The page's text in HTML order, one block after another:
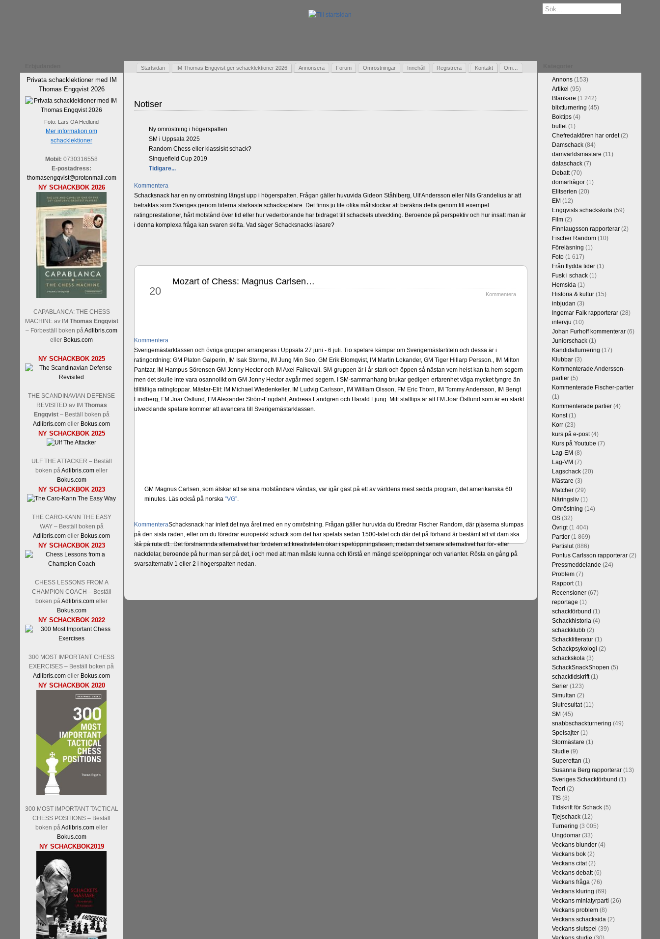
Privata schacklektioner med IM
Thomas Engqvist 2026
Foto: Lars OA Hedlund
Mer information om
schacklektioner
Mobil: 0730316558
E-postadress:
thomasengqvist@protonmail.com
NY SCHACKBOK 2026
CAPABLANCA: THE CHESS
MACHINE av IM Thomas Engqvist
– Förbeställ boken påAdlibris.com
eller Bokus.com
NY SCHACKBOK 2025
THE SCANDINAVIAN DEFENSE
REVISITED av IM Thomas
Engqvist– Beställ boken på
Adlibris.com eller Bokus.com
NY SCHACKBOK 2025
ULF THE ATTACKER – Beställ
boken påAdlibris.com eller
Bokus.com
NY SCHACKBOK 2023
THE CARO-KANN THE EASY
WAY – Beställ boken på
Adlibris.com eller Bokus.com
NY SCHACKBOK 2023
CHESS LESSONS FROM A
CHAMPION COACH – Beställ
boken påAdlibris.com eller
Bokus.com
NY SCHACKBOK 2022
300 MOST IMPORTANT CHESS
EXERCISES – Beställ boken på
Adlibris.com eller Bokus.com
NY SCHACKBOK 2020
300 MOST IMPORTANT TACTICAL
CHESS POSITIONS – Beställ
boken påAdlibris.com eller
Bokus.com
NY SCHACKBOK2019
Startsidan IM Thomas Engqvist ger schacklektioner 2026 Annonsera Forum Omröstningar Innehåll Registrera Kontakt Om…
Gästbok
Notiser
Ny omröstning i högerspalten
SM i Uppsala 2025
Random Chess eller klassiskt schack?
Sinquefield Cup 2019
Tidigare...
Kommentera
Schacksnack har en ny omröstning längst upp i högerspalten. Frågan gäller huvuvida Gideon Ståhlberg, Ulf Andersson eller Nils Grandelius är att
betraktas som Sveriges genom tiderna starkaste schackspelare. Det finns ju lite olika måttstockar att beräkna detta genom till exempel
ratingprestationer, hårt motstånd över tid eller hur vederbörande har bidraget till schackets utveckling. Beroende på perspektiv och hur insatt man är
i denna komplexa fråga kan svaren skifta. Vad säger Schacksnacks läsare?
Kommentera
Sverigemästarklassen och övriga grupper arrangeras i Uppsala 27 juni - 6 juli. Tio spelare kämpar om Sverigemästartiteln och dessa är i
ratingordning: GM Platon Galperin, IM Isak Storme, IM Jung Min Seo, GM Erik Blomqvist, IM Martin Lokander, GM Tiger Hillarp Persson., IM Milton
Pantzar, IM Hampus Sörensen GM Jonny Hector och IM Axel Falkevall. SM-gruppen är i år stark och öppen så nästan vem helst kan ta hem segern
men det skulle inte vara osannolikt om GM Jonny Hector avgår med segern. I SM-sammanhang brukar gedigen erfarenhet väga mycket tyngre än
tillfälliga ratingtoppar. Mästar-Elit: IM Michael Wiedenkeller, IM Ludvig Carlsson, IM William Olsson, FM Eric Thörn, IM Tommy Andersson, IM Bengt
Lindberg, FM Joar Östlund, FM Alexander Ström-Engdahl, Andreas Landgren och Harald Ljung. Mitt stalltips är att FM Joar Östlund som är en starkt
utvecklande spelare kommer att avancera till Sverigemästarklassen.
KommenteraSchacksnack har inlett det nya året med en ny omröstning. Frågan gäller huruvida du föredrar Fischer Random, där pjäserna slumpas
på den sista raden, eller om du föredrar europeiskt schack som det har spelats sedan 1500-talet och där det på förhand är bestämt att vit dam ska
stå på ruta d1. Det förstnämnda alternativet har fördelen att kreativiteten ökar i spelöppningsfasen, medan det senare alternativet har för- eller
nackdelar, beroende på hur man ser på det, i och med att man måste kunna och förstå en mängd spelöppningar och varianter. Rösta en gång på
svarsalternativ 1 eller 2 i högerspalten nedan.
20
Mozart of Chess: Magnus Carlsen…
Kommentera
GM Magnus Carlsen, som älskar att se sina motståndare våndas, var igår gäst på ett av världens mest sedda program, det amerikanska 60
minutes. Läs också på norska ”VG”.
Annons(153)
Artikel (95)
Blänkare (1 242)
blixtturnering (45)
Boktips(4)
bullet(1)
Chefredaktören har ordet(2)
Damschack(84)
damvärldsmästare (11)
dataschack(7)
Debatt(70)
domarfrågor(1)
Elitserien (20)
EM (12)
Engqvists schackskola(59)
Film(2)
Finnlaugsson rapporterar(2)
Fischer Random(10)
Föreläsning (1)
Foto(1 617)
Från flydda tider(1)
Fusk i schack(1)
Hemsida(1)
Historia & kultur(15)
inbjudan (3)
Ingemar Falk rapporterar(28)
intervju (10)
Johan Furhoff kommenterar(6)
Juniorschack(1)
Kandidatturnering (17)
Klubbar(3)
Kommenterade Andersson-
partier(5)
Kommenterade Fischer-partier
(1)
Kommenterade partier(4)
Konst(1)
Korr(23)
kurs på e-post(4)
Kurs på Youtube (7)
Lag-EM (8)
Lag-VM (7)
Lagschack(20)
Mästare (3)
Matcher(29)
Näringsliv(1)
Omröstning (14)
OS(32)
Övrigt(1 404)
Partier(1 869)
Partislut(886)
Pontus Carlsson rapporterar(2)
Pressmeddelande (24)
Problem(7)
Rapport(1)
Recensioner(67)
reportage (1)
schackförbund (1)
Schackhistoria(4)
schackklubb(2)
Schacklitteratur(1)
Schackpsykologi (2)
schackskola(3)
SchackSnackShopen (5)
schacktidskrift(1)
Serier(123)
Simultan (2)
Slutresultat(11)
SM (45)
snabbschackturnering (49)
Spelsajter(1)
Stormästare (1)
Studie (9)
Superettan (1)
Susanna Berg rapporterar(13)
Sveriges Schackförbund (1)
Teori (2)
TfS(8)
Tidskrift för Schack(5)
Tjejschack(12)
Turnering (3 005)
Ungdomar(33)
Veckans blunder(4)
Veckans bok(2)
Veckans citat(2)
Veckans debatt(6)
Veckans fråga(76)
Veckans kluring (69)
Veckans miniatyrparti (26)
Veckans problem(8)
Veckans schacksida(2)
Veckans slutspel (39)